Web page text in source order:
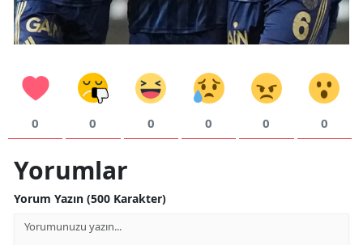
0 0 0 0 0 0
Yorumlar
Yorum Yazın (500 Karakter)